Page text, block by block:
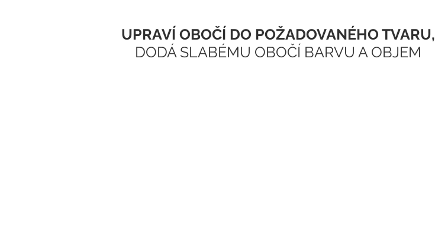
UPRAVÍ OBOČÍ DO POŽADOVANÉHO TVARU,
DODÁ SLABÉMU OBOČÍ BARVU A OBJEM